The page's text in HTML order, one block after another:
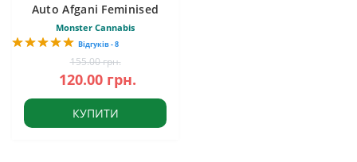
Auto Afgani Feminised
Monster Cannabis
Відгуків - 8
155.00 грн.
120.00 грн.
КУПИТИ